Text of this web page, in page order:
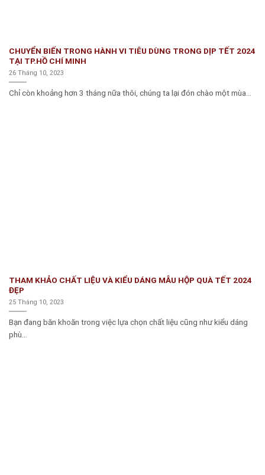
CHUYỂN BIẾN TRONG HÀNH VI TIÊU DÙNG TRONG DỊP TẾT 2024
TẠI TP.HỒ CHÍ MINH
26 Tháng 10, 2023
Chỉ còn khoảng hơn 3 tháng nữa thôi, chúng ta lại đón chào một mùa...
THAM KHẢO CHẤT LIỆU VÀ KIỂU DÁNG MẪU HỘP QUÀ TẾT 2024
ĐẸP
25 Tháng 10, 2023
Bạn đang băn khoăn trong việc lựa chọn chất liệu cũng như kiểu dáng
phù...